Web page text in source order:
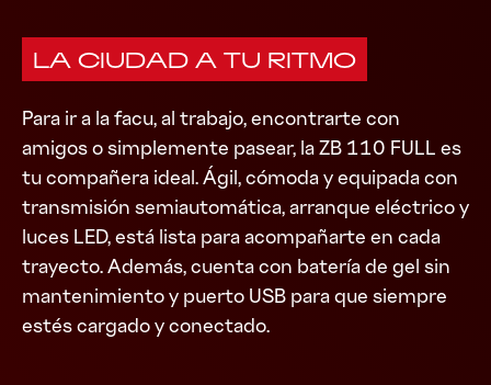
LA CIUDAD A TU RITMO
Para ir a la facu, al trabajo, encontrarte con
amigos o simplemente pasear, la ZB 110 FULL es
tu compañera ideal. Ágil, cómoda y equipada con
transmisión semiautomática, arranque eléctrico y
luces LED, está lista para acompañarte en cada
trayecto. Además, cuenta con batería de gel sin
mantenimiento y puerto USB para que siempre
estés cargado y conectado.